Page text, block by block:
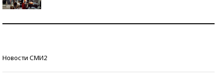
Новости СМИ2